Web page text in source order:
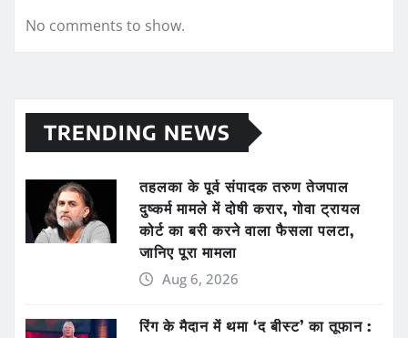
No comments to show.
TRENDING NEWS
तहलका के पूर्व संपादक तरुण तेजपाल
दुष्कर्म मामले में दोषी करार, गोवा ट्रायल
कोर्ट का बरी करने वाला फैसला पलटा,
जानिए पूरा मामला
Aug 6, 2026
रिंग के मैदान में थमा ‘द बीस्ट’ का तूफान :